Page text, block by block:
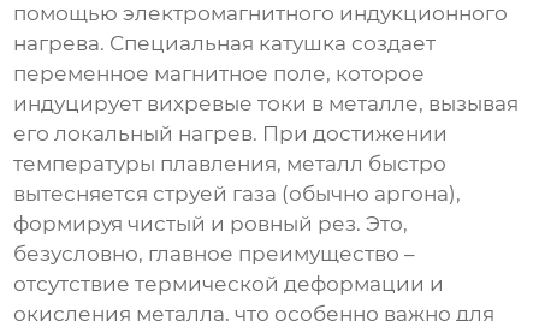
помощью электромагнитного индукционного
нагрева. Специальная катушка создает
переменное магнитное поле, которое
индуцирует вихревые токи в металле, вызывая
его локальный нагрев. При достижении
температуры плавления, металл быстро
вытесняется струей газа (обычно аргона),
формируя чистый и ровный рез. Это,
безусловно, главное преимущество –
отсутствие термической деформации и
окисления металла, что особенно важно для